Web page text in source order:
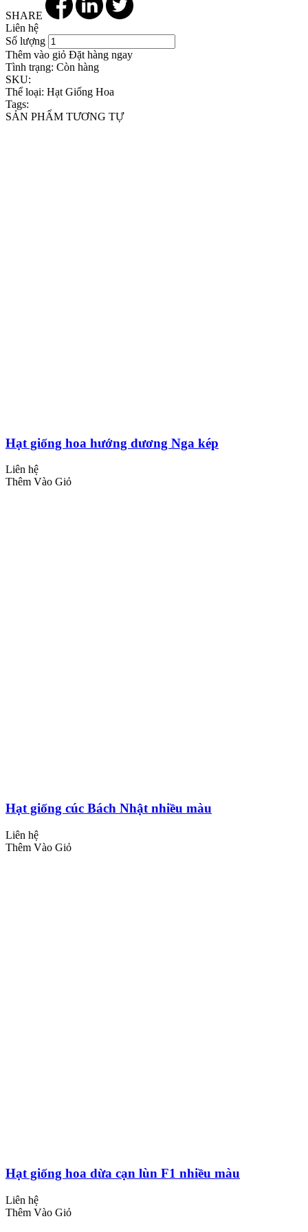
SHARE
Liên hệ
Số lượng
Thêm vào giỏ Đặt hàng ngay
Tình trạng: Còn hàng
SKU:
Thể loại: Hạt Giống Hoa
Tags:
SẢN PHẨM TƯƠNG TỰ
Hạt giống hoa hướng dương Nga kép
Liên hệ
Thêm Vào Giỏ
Hạt giống cúc Bách Nhật nhiều màu
Liên hệ
Thêm Vào Giỏ
Hạt giống hoa dừa cạn lùn F1 nhiều màu
Liên hệ
Thêm Vào Giỏ